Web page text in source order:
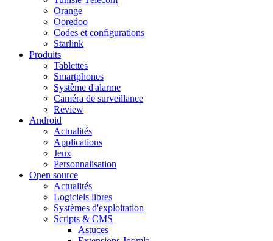
Orange
Ooredoo
Codes et configurations
Starlink
Produits
Tablettes
Smartphones
Système d'alarme
Caméra de surveillance
Review
Android
Actualités
Applications
Jeux
Personnalisation
Open source
Actualités
Logiciels libres
Systèmes d'exploitation
Scripts & CMS
Astuces